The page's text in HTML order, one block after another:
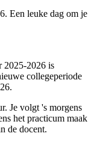
Een leuke dag om je
2025-2026 is
collegeperiode
Je volgt 's morgens
het practicum maak
de docent.